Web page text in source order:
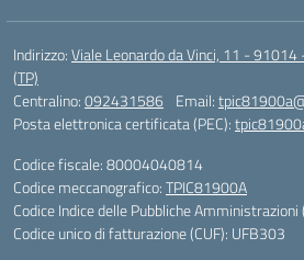
Indirizzo:Viale Leonardo da Vinci, 11 -
(TP)
Centralino:092431586 Email:
Posta elettronica certificata (PEC):
Codice fiscale: 80004040814
Codice meccanografico:TPIC81900A
Codice Indice delle Pubbliche
Codice unico di fatturazione (CUF): UFB303